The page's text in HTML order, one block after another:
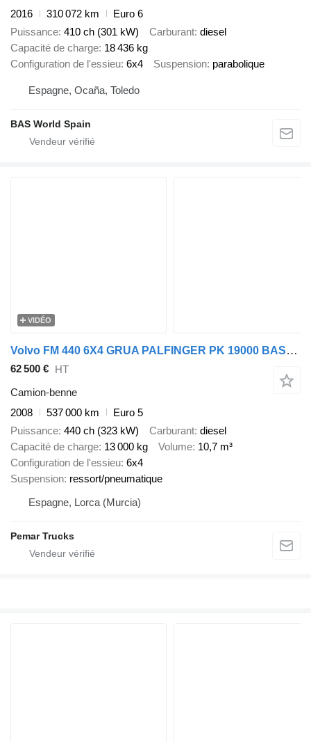
2016
310 072 km
Euro 6
Puissance 410 ch (301 kW) Carburant diesel
Capacité de charge 18 436 kg
Configuration de l'essieu 6x4 Suspension parabolique
Espagne, Ocaña, Toledo
BAS World Spain
VIDÉO
Volvo FM 440 6X4 GRUA PALFINGER PK 19000 BASCULANTE
62 500 € HT
Camion-benne
2008
537 000 km
Euro 5
Puissance 440 ch (323 kW) Carburant diesel
Capacité de charge 13 000 kg Volume 10,7 m³
Configuration de l'essieu 6x4
Suspension ressort/pneumatique
Espagne, Lorca (Murcia)
Pemar Trucks